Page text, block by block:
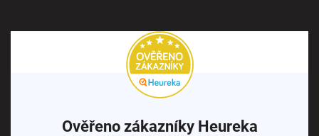
Ověřeno zákazníky Heureka